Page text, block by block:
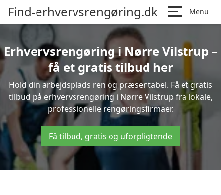
Find-erhvervsrengøring.dk Menu
Erhvervsrengøring i Nørre Vilstrup –
få et gratis tilbud her
Hold din arbejdsplads ren og præsentabel. Få et gratis
tilbud på erhvervsrengøring i Nørre Vilstrup fra lokale,
professionelle rengøringsfirmaer.
Få tilbud, gratis og uforpligtende